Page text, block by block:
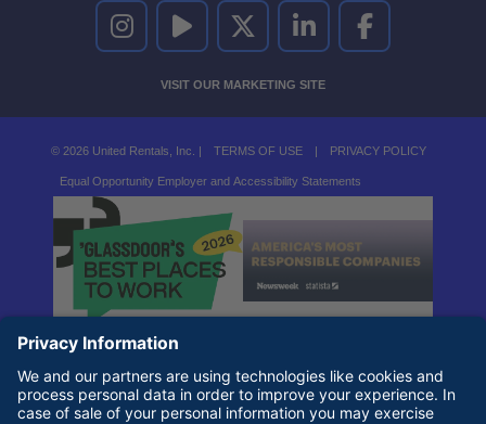
UNITED RENTALS ON INSTAGRAM
UNITED RENTALS ON YOUTUBE
UNITED RENTALS ON TWITTER
UNITED RENTALS ON LINKEDIN
UNITED RENTALS
VISIT OUR MARKETING SITE
© 2026 United Rentals, Inc. | TERMS OF USE | PRIVACY POLICY
Equal Opportunity Employer and Accessibility Statements